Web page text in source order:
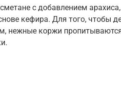
с добавлением
кефира. Для того, чтобы
нежные коржи